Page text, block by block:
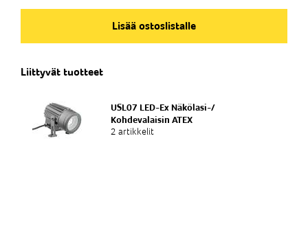
Nim. Nro
Lisää ostoslistalle
Liittyvät tuotteet
USL07 LED-Ex Näkölasi-/
Kohdevalaisin ATEX
2 artikkelit